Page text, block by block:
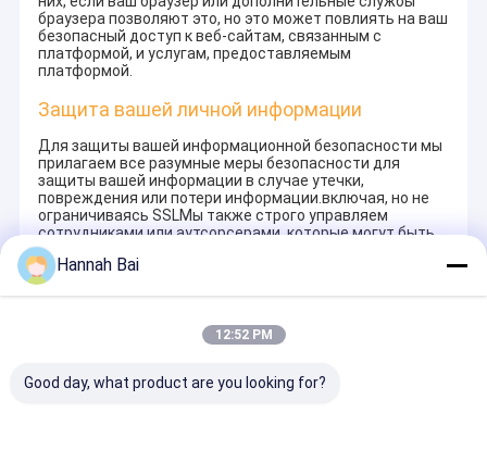
браузера позволяют это, но это может повлиять на ваш
безопасный доступ к веб-сайтам, связанным с
платформой, и услугам, предоставляемым
платформой.
Защита вашей личной информации
Для защиты вашей информационной безопасности мы
прилагаем все разумные меры безопасности для
защиты вашей информации в случае утечки,
повреждения или потери информации.включая, но не
ограничиваясь SSLМы также строго управляем
сотрудниками или аутсорсерами, которые могут быть
подвергнуты воздействию вашей
информации,включая, но не ограничиваясь,
подписание соглашений о конфиденциальности с
ними, принимая различные органы контроля в
Небольшая защита
Hannah Bai
12:52 PM
Good day, what product are you looking for?